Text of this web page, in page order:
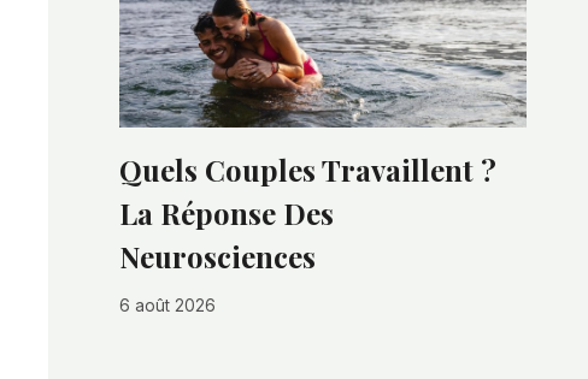
Quels Couples Travaillent ?
La Réponse Des
Neurosciences
6 août 2026